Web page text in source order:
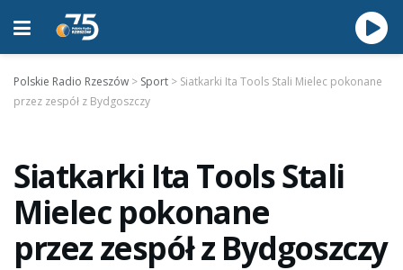
Polskie Radio Rzeszów > Sport > Siatkarki Ita Tools Stali Mielec pokonane
przez zespół z Bydgoszczy
Siatkarki Ita Tools Stali
Mielec pokonane
przez zespół z Bydgoszczy